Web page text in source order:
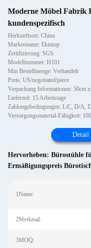
Moderne Möbel Fabrik
kundenspezifisch
Herkunftsort: China
Markenname: Ekintop
Zertifizierung: SGS
Modellnummer: H101
Min Bestellmenge: Verhandelt
Preis: US/negotiated/piece
Verpackung Informationen: 50cm
Lieferzeit: 15 Arbeitstage
Zahlungsbedingungen: L/C, D/A,
Versorgungsmaterial-Fähigkeit:
Detail
Hervorheben: Bürostühle
Ermäßigungspreis
1Name:
2Merkmal:
3MOQ: